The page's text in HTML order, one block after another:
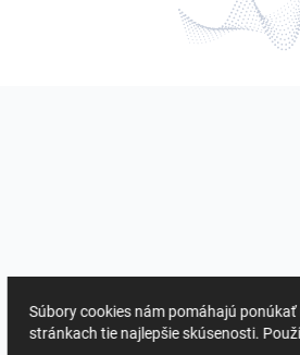
Súbory cookies nám pomáhajú
stránkach tie najlepšie skúsenosti.